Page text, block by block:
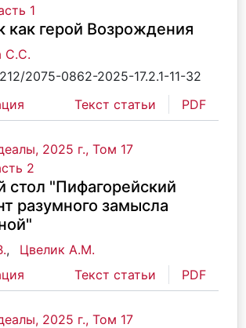
1
как герой Возрождения
С.С.
2075-0862-2025-17.2.1-11-32
Текст статьи PDF
2025 г., Том 17
2
стол "Пифагорейский
разумного замысла
,
Цвелик А.М.
Текст статьи PDF
2025 г., Том 17